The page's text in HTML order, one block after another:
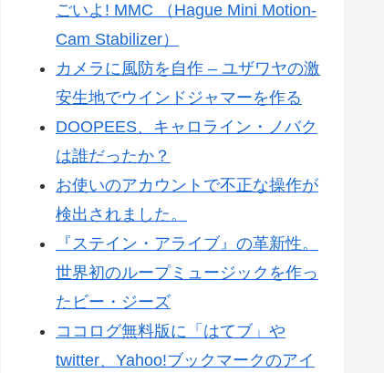
ごいよ! MMC （Hague Mini Motion-
Cam Stabilizer）
カメラに風防を自作 – ユザワヤの激
安生地でウインドジャマーを作る
DOOPEES、キャロライン・ノバク
は誰だったか？
お使いのアカウントで不正な操作が
検出されました。
『ステイン・アライブ』の革新性。
世界初のループミュージックを作っ
たビー・ジーズ
ココログ無料版に「はてブ」や
twitter、Yahoo!ブックマークのアイ